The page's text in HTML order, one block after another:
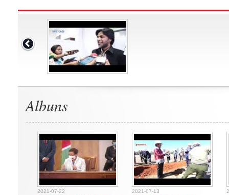
Albuns
2021-07-22 2021-07-13